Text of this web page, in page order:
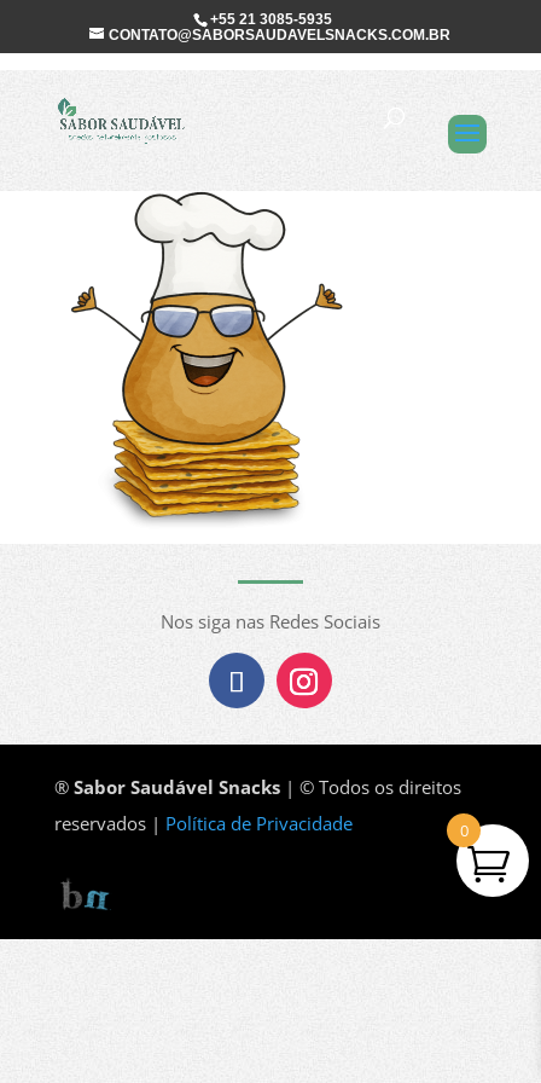
+55 21 3085-5935
CONTATO@SABORSAUDAVELSNACKS.COM.BR
batata_churrasco
Nos siga nas Redes Sociais
® Sabor Saudável Snacks | © Todos os direitos
reservados | Política de Privacidade 0